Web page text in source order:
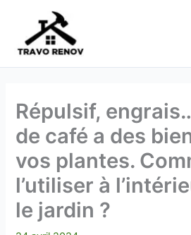
contenu
Répulsif,
de café a des
vos plantes.
l’utiliser à
le jardin ?